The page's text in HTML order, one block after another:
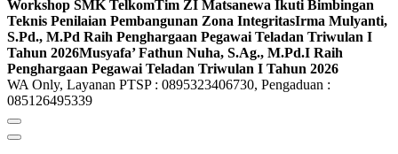
Workshop SMK TelkomTim ZI Matsanewa Ikuti Bimbingan
Teknis Penilaian Pembangunan Zona IntegritasIrma Mulyanti,
S.Pd., M.Pd Raih Penghargaan Pegawai Teladan Triwulan I
Tahun 2026Musyafa’ Fathun Nuha, S.Ag., M.Pd.I Raih
Penghargaan Pegawai Teladan Triwulan I Tahun 2026
WA Only, Layanan PTSP : 0895323406730, Pengaduan :
085126495339